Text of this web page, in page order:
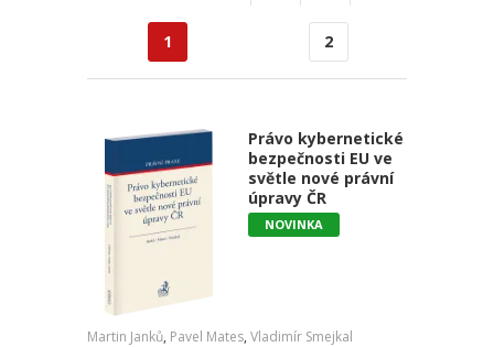
1 2
Právo kybernetické
bezpečnosti EU ve
světle nové právní
úpravy ČR
NOVINKA
Martin Janků, Pavel Mates, Vladimír Smejkal